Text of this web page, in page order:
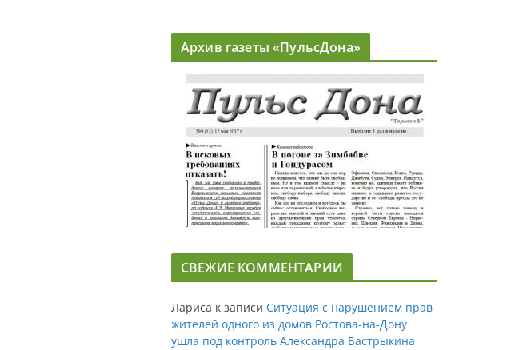
Архив газеты «ПульсДона»
СВЕЖИЕ КОММЕНТАРИИ
Лариса к записи Ситуация с нарушением прав
жителей одного из домов Ростова-на-Дону
ушла под контроль Александра Бастрыкина